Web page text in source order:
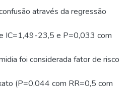
através da regressão
IC=1,49-23,5 e P=0,033 com
foi considerada fator de risco
(P=0,044 com RR=0,5 com